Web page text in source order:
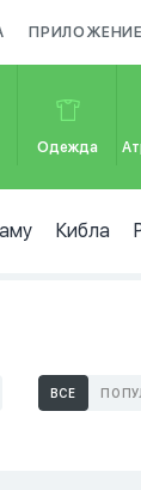
ПРИЛОЖЕНИЕ
Одежда
Кибла
ВСЕ